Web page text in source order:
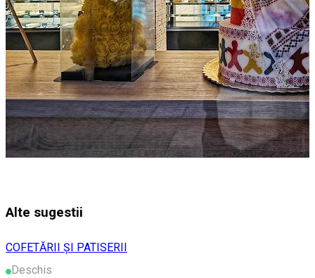
Alte sugestii
COFETĂRII ȘI PATISERII
Deschis